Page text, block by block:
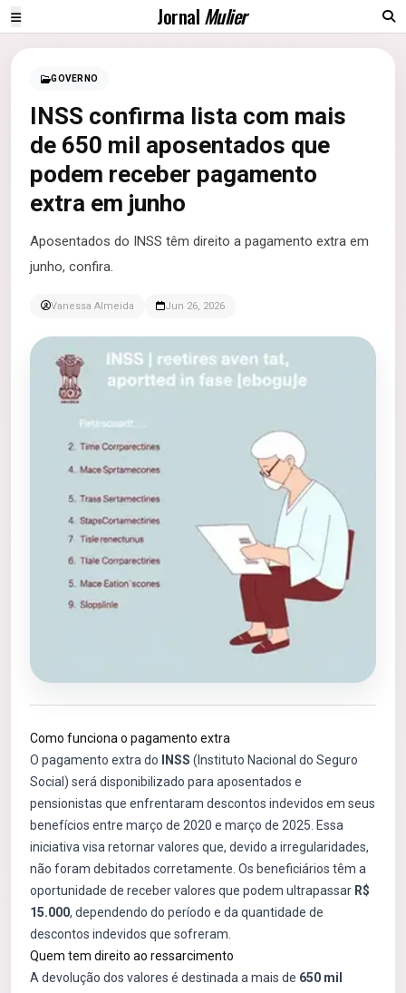
JornalMulier
GOVERNO
INSS confirma lista com mais
de 650 mil aposentados que
podem receber pagamento
extra em junho
Aposentados do INSS têm direito a pagamento extra em
junho, confira.
Vanessa Almeida Jun 26, 2026
Como funciona o pagamento extra
O pagamento extra do
INSS (Instituto Nacional do Seguro
Social) será disponibilizado para aposentados e
pensionistas que enfrentaram descontos indevidos em seus
benefícios entre março de 2020 e março de 2025. Essa
iniciativa visa retornar valores que, devido a irregularidades,
não foram debitados corretamente. Os beneficiários têm a
oportunidade de receber valores que podem ultrapassar R$
15.000, dependendo do período e da quantidade de
descontos indevidos que sofreram.
Quem tem direito ao ressarcimento
A devolução dos valores é destinada a mais de 650 mil